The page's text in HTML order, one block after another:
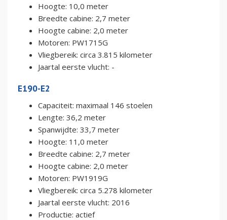
Hoogte: 10,0 meter
Breedte cabine: 2,7 meter
Hoogte cabine: 2,0 meter
Motoren: PW1715G
Vliegbereik: circa 3.815 kilometer
Jaartal eerste vlucht: -
E190-E2
Capaciteit: maximaal 146 stoelen
Lengte: 36,2 meter
Spanwijdte: 33,7 meter
Hoogte: 11,0 meter
Breedte cabine: 2,7 meter
Hoogte cabine: 2,0 meter
Motoren: PW1919G
Vliegbereik: circa 5.278 kilometer
Jaartal eerste vlucht: 2016
Productie: actief